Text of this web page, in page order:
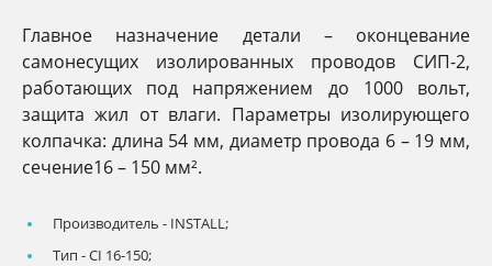
Главное назначение детали – оконцевание
самонесущих изолированных проводов СИП-2,
работающих под напряжением до 1000 вольт,
защита жил от влаги. Параметры изолирующего
колпачка: длина 54 мм, диаметр провода 6 – 19 мм,
сечение16 – 150 мм².
Производитель - INSTALL;
Тип -CI 16-150;